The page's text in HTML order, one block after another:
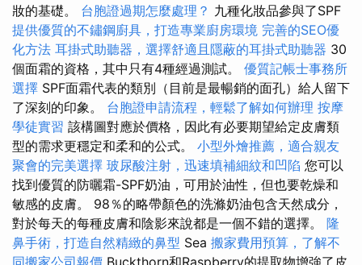
妝的基礎。 台胞證過期怎麼處理？ 九種化妝品參與了SPF
提供優質的不鏽鋼廚具，打造專業廚房環境 完善的SEO優
化方法 耳掛式助聽器，選擇舒適且隱蔽的耳掛式助聽器 30
個面霜的資格，其中只有4種經過測試。 優質記帳士事務所
選擇 SPF面霜代表的類別（目前是最暢銷的面孔）給人留下
了深刻的印象。 台胞證申請流程，輕鬆了解如何辦理 按摩
學徒實習 該構圖對應於價格，因此有必要期望給定皮膚類
型的需求更穩定和柔和的公式。 小型外燴推薦，適合親友
聚會的完美選擇 玻尿酸注射，迅速填補細紋和凹陷 您可以
找到優質的防曬霜-SPF奶油，可用於油性，但也要乾燥和
敏感的皮膚。 98％的略帶顏色的洗滌奶油包含天然成分，
對於每天的每種皮膚和陰影來說都是一個不錯的選擇。 隆
鼻手術，打造自然精緻的鼻型 Sea 搬家費用預算，了解不
同搬家公司報價 Buckthorn和Raspberry的提取物增強了皮